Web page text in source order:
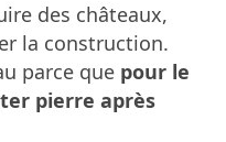
des châteaux,
la construction.
parce que pour le
pierre après